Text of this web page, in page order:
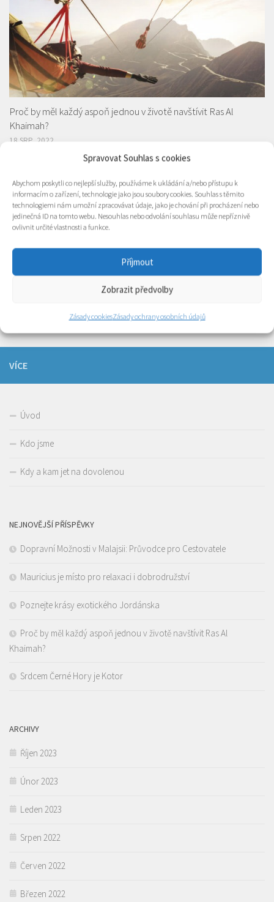
Spravovat Souhlas s cookies
Abychom poskytli co nejlepší služby, používáme k ukládání a/nebo přístupu k
informacím o zařízení, technologie jako jsou soubory cookies. Souhlas s těmito
technologiemi nám umožní zpracovávat údaje, jako je chování při procházení nebo
jedinečná ID na tomto webu. Nesouhlas nebo odvolání souhlasu může nepříznivě
ovlivnit určité vlastnosti a funkce.
Příjmout
Zobrazit předvolby
Zásady cookiesZásady ochrany osobních údajů
Proč by měl každý aspoň jednou v životě navštívit Ras Al
Khaimah?
18 SRP, 2022
Dovolená snů uprostřed Pacifiku – Fiji
VÍCE
Úvod
Kdo jsme
Kdy a kam jet na dovolenou
NEJNOVĚJŠÍ PŘÍSPĚVKY
Dopravní Možnosti v Malajsii: Průvodce pro Cestovatele
Mauricius je místo pro relaxaci i dobrodružství
Poznejte krásy exotického Jordánska
Proč by měl každý aspoň jednou v životě navštívit Ras Al
Khaimah?
Srdcem Černé Hory je Kotor
ARCHIVY
Říjen 2023
Únor 2023
Leden 2023
Srpen 2022
Červen 2022
Březen 2022